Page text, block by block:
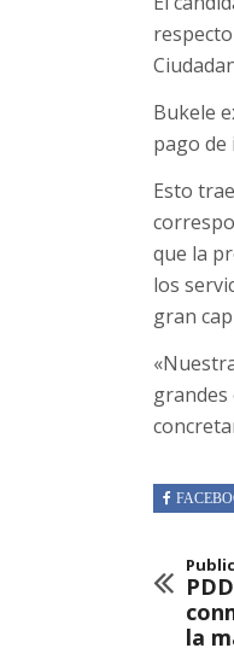
Bukele
pago de
Esto
que la
los
gran
grandes
la